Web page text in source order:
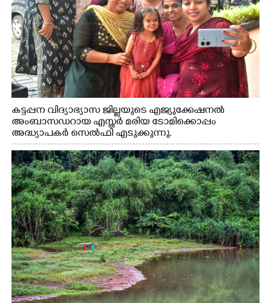
കട്ടപ്പന വിദ്യാഭ്യാസ ജില്ലയുടെ എജ്യുക്കേഷനൽ
അംബാസഡറായ എസ്തർ മരിയ ടോമിക്കൊപ്പം
അദ്ധ്യാപകർ സെൽഫി എടുക്കുന്നു.